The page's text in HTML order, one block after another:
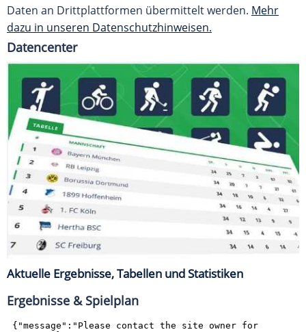
Daten an Drittplattformen übermittelt werden. Mehr
dazu in unseren Datenschutzhinweisen.
Datencenter
Aktuelle Ergebnisse, Tabellen und Statistiken
Ergebnisse & Spielplan